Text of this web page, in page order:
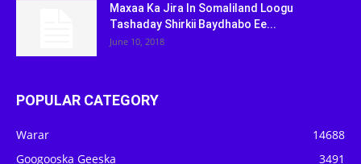
Maxaa Ka Jira In Somaliland Loogu
Tashaday Shirkii Baydhabo Ee...
June 10, 2018
POPULAR CATEGORY
Warar
14688
Googooska Geeska
3491